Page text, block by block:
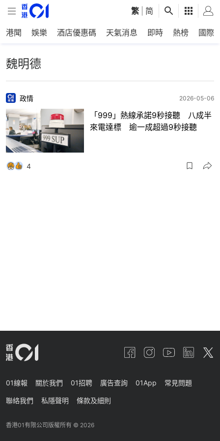
繁 简
港聞 娛樂 酒店優惠碼 天氣消息 即時 熱榜 國際
魏明德
政情 2026-05-06
「999」熱線承諾9秒接聽 八成半
來電達標 逾一成超過9秒接聽
4
01線報 關於我們 01招聘 廣告查詢 01App 常見問題
聯絡我們 私隱聲明 條款及細則
香港01有限公司版權所有 © 2026